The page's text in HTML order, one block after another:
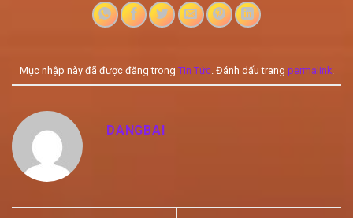
Mục nhập này đã được đăng trong Tin Tức. Đánh dấu trang permalink.
DANGBAI